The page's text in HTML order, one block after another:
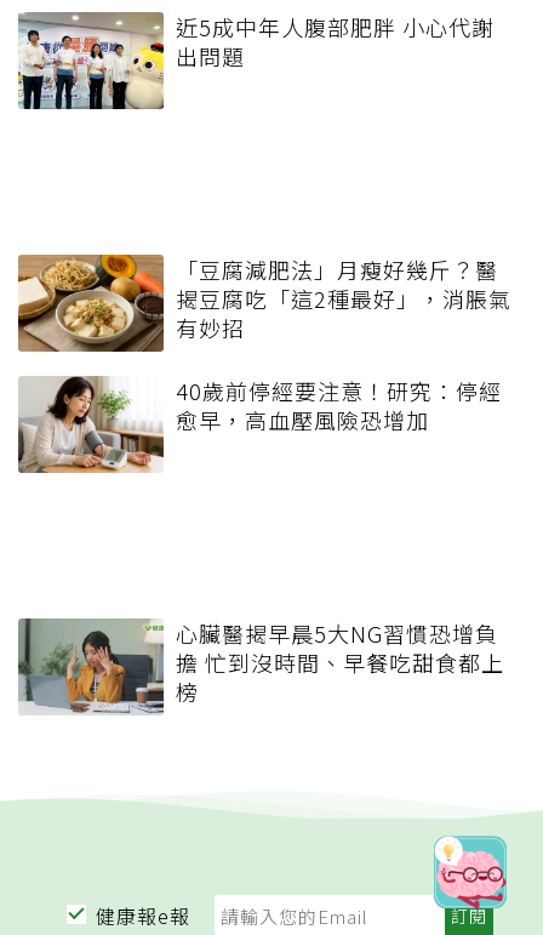
近5成中年人腹部肥胖 小心代謝
出問題
「豆腐減肥法」月瘦好幾斤？醫
揭豆腐吃「這2種最好」，消脹氣
有妙招
40歲前停經要注意！研究：停經
愈早，高血壓風險恐增加
心臟醫揭早晨5大NG習慣恐增負
擔 忙到沒時間、早餐吃甜食都上
榜
健康報e報